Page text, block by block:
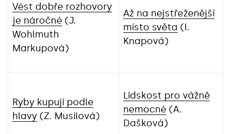
Vést dobře rozhovory
je náročné (J.
Wohlmuth
Markupová)
Až na nejstřeženější
místo světa (I.
Knapová)
Ryby kupuji podle
hlavy (Z. Musilová)
Lidskost pro vážně
nemocné (A.
Dašková)